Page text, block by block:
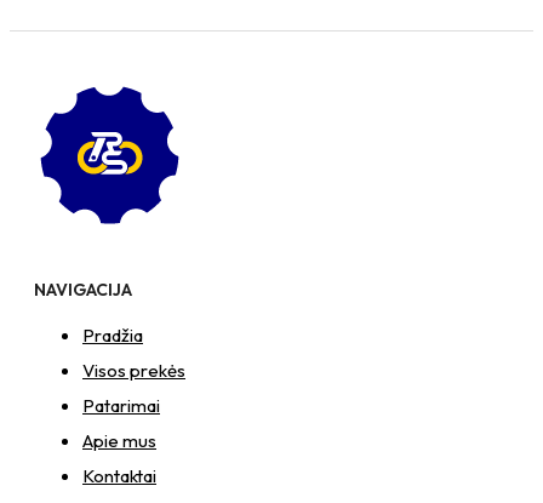
NAVIGACIJA
Pradžia
Visos prekės
Patarimai
Apie mus
Kontaktai